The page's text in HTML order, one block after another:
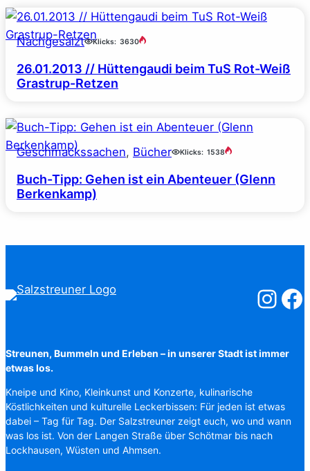
Nachgesalzt Klicks: 3630
26.01.2013 // Hüttengaudi beim TuS Rot-Weiß
Grastrup-Retzen
Geschmackssachen, Bücher Klicks: 1538
Buch-Tipp: Gehen ist ein Abenteuer (Glenn
Berkenkamp)
Streunen, Bummeln und Erleben – in unserer Stadt ist immer
etwas los.
Kneipe und Kino, Kleinkunst und Konzerte, kulinarische
Köstlichkeiten und kulturelle Leckerbissen: Für jeden ist etwas
dabei – Tag für Tag. Der Salzstreuner zeigt euch, wo und wann
was los ist. Von der Langen Straße über Schötmar bis nach
Lockhausen, Wüsten und Ahmsen.